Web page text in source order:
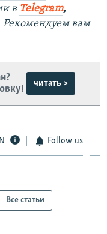
в Telegram,
вам
читать >
Follow us
Все статьи